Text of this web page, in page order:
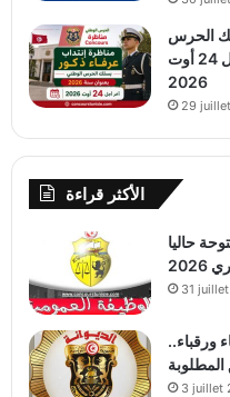
الحرس
الوطني بعنوان سنة 2026 : آخر أجل 24 أوت
2026
29
الأكثر قراءة
حاليا
31
ورقباء..
3 juillet